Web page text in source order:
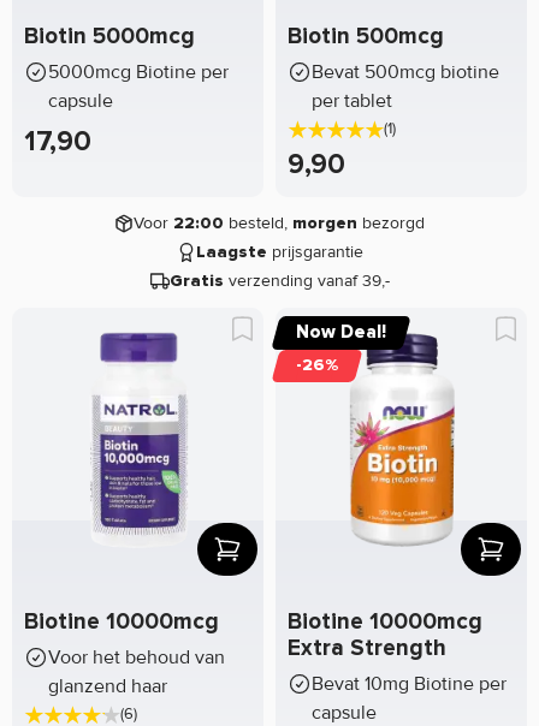
Biotin 5000mcg
5000mcg Biotine per
capsule
17,90
Biotin 500mcg
Bevat 500mcg biotine
per tablet
(1)
9,90
Voor 22:00 besteld, morgen bezorgd
Laagste prijsgarantie
Gratis verzending vanaf 39,-
Biotine 10000mcg
Voor het behoud van
glanzend haar
(6)
Now Deal!
-26%
Biotine 10000mcg
Extra Strength
Bevat 10mg Biotine per
capsule